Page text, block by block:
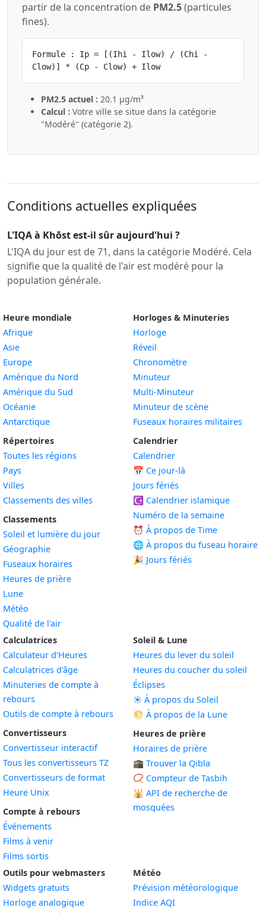
partir de la concentration de PM2.5(particules
fines).
Formule : Ip = [(Ihi - Ilow) / (Chi -
Clow)] * (Cp - Clow) + Ilow
PM2.5 actuel : 20.1 µg/m³
Calcul : Votre ville se situe dans la catégorie
"Modéré" (catégorie 2).
Conditions actuelles expliquées
L'IQA à Khōst est-il sûr aujourd'hui ?
L'IQA du jour est de 71, dans la catégorie Modéré. Cela
signifie que la qualité de l'air est modéré pour la
population générale.
Heure mondiale
Afrique
Asie
Europe
Amérique du Nord
Amérique du Sud
Océanie
Antarctique
Répertoires
Toutes les régions
Pays
Villes
Classements des villes
Classements
Soleil et lumière du jour
Géographie
Fuseaux horaires
Heures de prière
Lune
Météo
Qualité de l'air
Horloges & Minuteries
Horloge
Réveil
Chronomètre
Minuteur
Multi-Minuteur
Minuteur de scène
Fuseaux horaires militaires
Calendrier
Calendrier
📅 Ce jour-là
Jours fériés
☪️ Calendrier islamique
Numéro de la semaine
⏰ À propos de Time
🌐 À propos du fuseau horaire
🎉 Jours fériés
Calculatrices
Calculateur d'Heures
Calculatrices d'âge
Minuteries de compte à
rebours
Outils de compte à rebours
Convertisseurs
Convertisseur interactif
Tous les convertisseurs TZ
Convertisseurs de format
Heure Unix
Compte à rebours
Événements
Films à venir
Films sortis
Soleil & Lune
Heures du lever du soleil
Heures du coucher du soleil
Éclipses
☀️ À propos du Soleil
🌕 À propos de la Lune
Heures de prière
Horaires de prière
🕋 Trouver la Qibla
📿 Compteur de Tasbih
🕌 API de recherche de
mosquées
Outils pour webmasters
Widgets gratuits
Horloge analogiqueWidget
Météo
Prévision météorologique
Indice AQI